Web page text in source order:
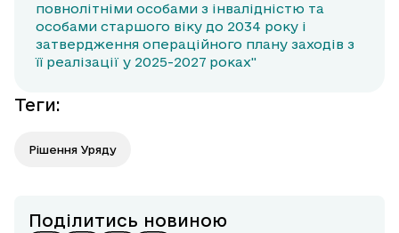
повнолітніми особами з інвалідністю та
особами старшого віку до 2034 року і
затвердження операційного плану заходів з
її реалізації у 2025-2027 роках"
Теги:
Рішення Уряду
Поділитись новиною